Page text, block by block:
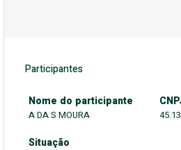
Participantes
Nome do participante
A DA S MOURA
Situação